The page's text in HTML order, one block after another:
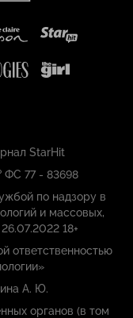
StarHit
77 - 83698
по надзору в
и массовых,
18+
ответственностью
А. Ю.
органов (в том